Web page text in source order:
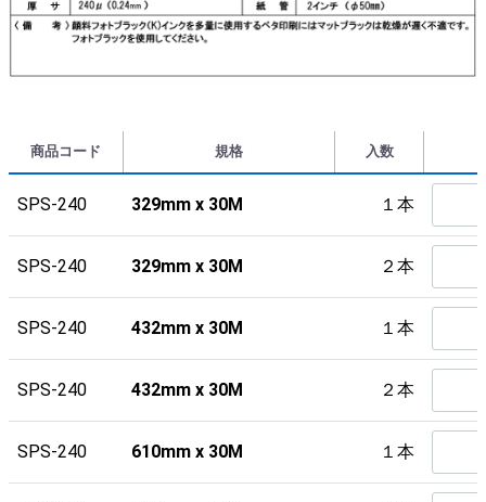
商品コード 規格 入数
SPS-240 329mm x 30M １本
SPS-240 329mm x 30M ２本
SPS-240 432mm x 30M １本
SPS-240 432mm x 30M ２本
SPS-240 610mm x 30M １本